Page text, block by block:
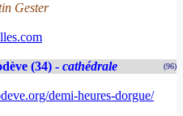
Gester
(34) - cathédrale (96)
demi-heures-dorgue/